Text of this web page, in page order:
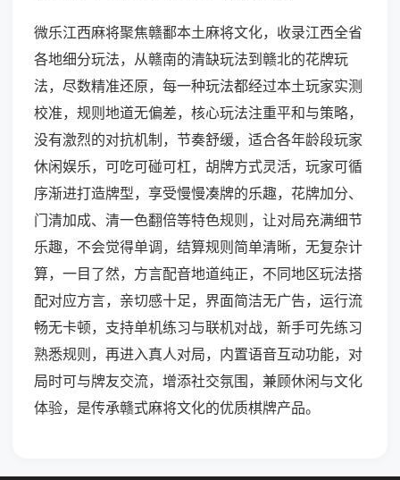
微乐江西麻将聚焦赣鄱本土麻将文化，收录江西全省
各地细分玩法，从赣南的清缺玩法到赣北的花牌玩
法，尽数精准还原，每一种玩法都经过本土玩家实测
校准，规则地道无偏差，核心玩法注重平和与策略，
没有激烈的对抗机制，节奏舒缓，适合各年龄段玩家
休闲娱乐，可吃可碰可杠，胡牌方式灵活，玩家可循
序渐进打造牌型，享受慢慢凑牌的乐趣，花牌加分、
门清加成、清一色翻倍等特色规则，让对局充满细节
乐趣，不会觉得单调，结算规则简单清晰，无复杂计
算，一目了然，方言配音地道纯正，不同地区玩法搭
配对应方言，亲切感十足，界面简洁无广告，运行流
畅无卡顿，支持单机练习与联机对战，新手可先练习
熟悉规则，再进入真人对局，内置语音互动功能，对
局时可与牌友交流，增添社交氛围，兼顾休闲与文化
体验，是传承赣式麻将文化的优质棋牌产品。